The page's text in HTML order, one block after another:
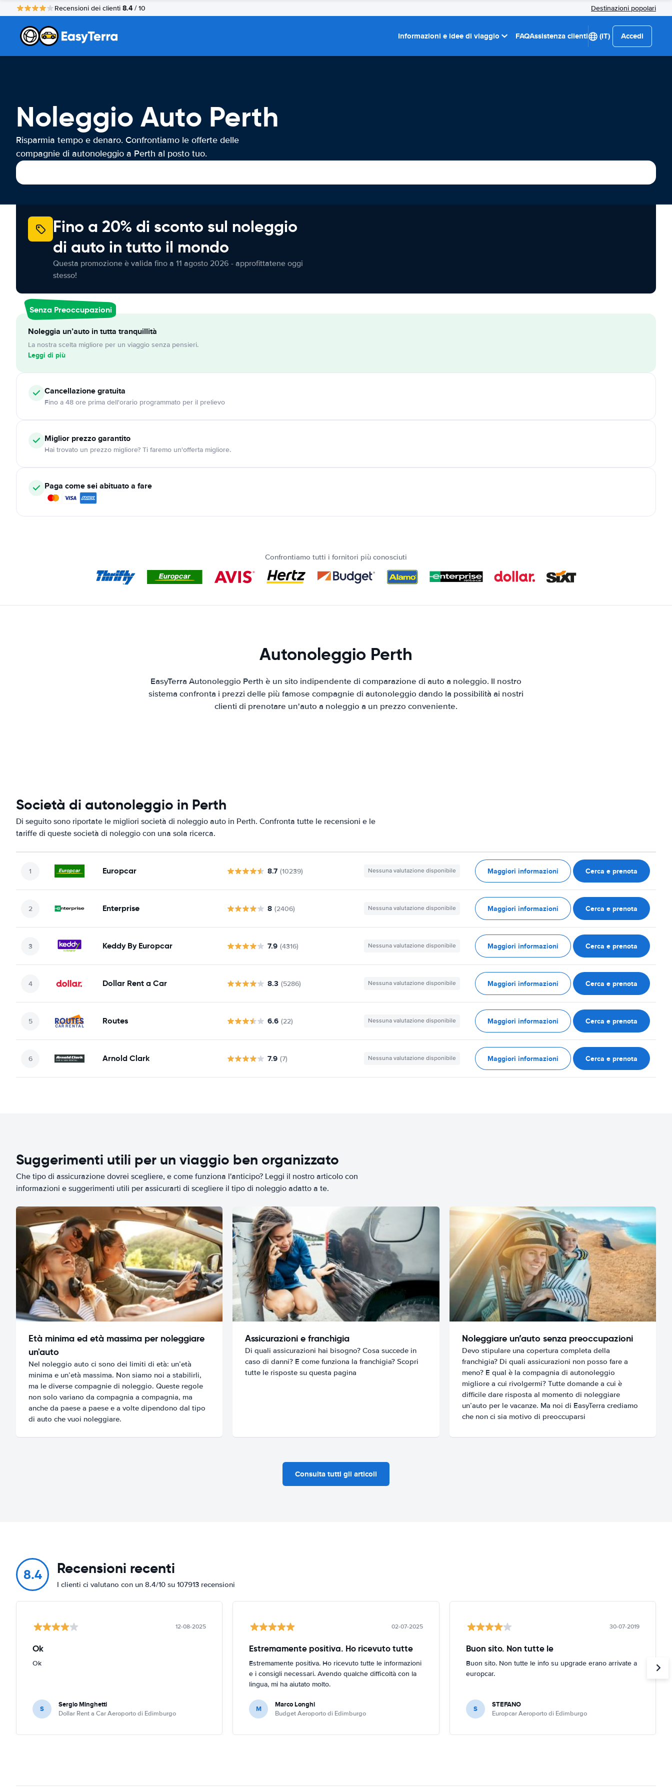
Recensioni dei clienti 8.4 / 10 Destinazioni popolari
Informazioni e idee di viaggio FAQAssistenza clienti (IT) Accedi
Noleggio Auto Perth
Risparmia tempo e denaro. Confrontiamo le offerte delle
compagnie di autonoleggio a Perth al posto tuo.
Fino a 20% di sconto sul noleggio
di auto in tutto il mondo
Questa promozione è valida fino a 11 agosto 2026 - approfittatene oggi
stesso!
Senza Preoccupazioni
Noleggia un’auto in tutta tranquillità
La nostra scelta migliore per un viaggio senza pensieri.
Leggi di più
Cancellazionegratuita
Fino a 48 ore prima dell'orario programmato per il prelievo
Miglior prezzo garantito
Hai trovato un prezzo migliore? Ti faremo un'offerta migliore.
Paga come sei abituato a fare
Confrontiamo tutti i fornitori più conosciuti
Autonoleggio Perth
EasyTerra Autonoleggio Perth è un sito indipendente di comparazione di auto a noleggio. Il nostro
sistema confronta i prezzi delle più famose compagnie di autonoleggio dando la possibilità ai nostri
clienti di prenotare un'auto a noleggio a un prezzo conveniente.
Società di autonoleggio in Perth
Di seguito sono riportate le migliori società di noleggio auto in Perth. Confronta tutte le recensioni e le
tariffe di queste società di noleggio con una sola ricerca.
Europcar 8.7 (10239) Nessuna valutazione disponibile Maggiori informazioni Cerca e prenota
Enterprise 8 (2406) Nessuna valutazione disponibile Maggiori informazioni Cerca e prenota
Keddy By Europcar 7.9 (4316) Nessuna valutazione disponibile Maggiori informazioni Cerca e prenota
Dollar Rent a Car 8.3 (5286) Nessuna valutazione disponibile Maggiori informazioni Cerca e prenota
Routes 6.6 (22) Nessuna valutazione disponibile Maggiori informazioni Cerca e prenota
Arnold Clark 7.9 (7) Nessuna valutazione disponibile Maggiori informazioni Cerca e prenota
Suggerimenti utili per un viaggio ben organizzato
Che tipo di assicurazione dovrei scegliere, e come funziona l'anticipo? Leggi il nostro articolo con
informazioni e suggerimenti utili per assicurarti di scegliere il tipo di noleggio adatto a te.
Età minima ed età massima per noleggiare
un'auto
Nel noleggio auto ci sono dei limiti di età: un’età
minima e un’età massima. Non siamo noi a stabilirli,
ma le diverse compagnie di noleggio. Queste regole
non solo variano da compagnia a compagnia, ma
anche da paese a paese e a volte dipendono dal tipo
di auto che vuoi noleggiare.
Assicurazioni e franchigia
Di quali assicurazioni hai bisogno? Cosa succede in
caso di danni? E come funziona la franchigia? Scopri
tutte le risposte su questa pagina
Noleggiare un’auto senza preoccupazioni
Devo stipulare una copertura completa della
franchigia? Di quali assicurazioni non posso fare a
meno? E qual è la compagnia di autonoleggio
migliore a cui rivolgermi? Tutte domande a cui è
difficile dare risposta al momento di noleggiare
un’auto per le vacanze. Ma noi di EasyTerra crediamo
che non ci sia motivo di preoccuparsi
Consulta tutti gli articoli
8.4 Recensioni recenti
I clienti ci valutano con un 8.4/10 su 107913 recensioni
12-08-2025
Ok
Ok
S Sergio Minghetti
Dollar Rent a Car Aeroporto di Edimburgo
02-07-2025
Estremamente positiva. Ho ricevuto tutte
Estremamente positiva. Ho ricevuto tutte le informazioni
e i consigli necessari. Avendo qualche difficoltà con la
lingua, mi ha aiutato molto.
M Marco Longhi
Budget Aeroporto di Edimburgo
30-07-2019
Buon sito. Non tutte le
Buon sito. Non tutte le info su upgrade erano arrivate a
europcar.
S STEFANO
Europcar Aeroporto di Edimburgo